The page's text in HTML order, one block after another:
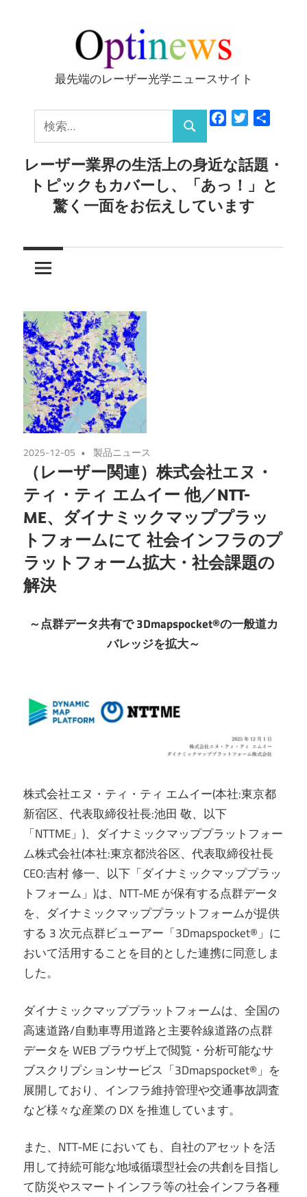
ッ
Optinews
最先端のレーザー光学ニュースサイト
索:
検
索
FacebookTwitter
レーザー業界の生活上の身近な話題・
トピックもカバーし、「あっ！」と
驚く一面をお伝えしています
2025-12-05 製品ニュース
（レーザー関連）株式会社エヌ・
ティ・ティ エムイー 他／NTT-
ME、ダイナミックマッププラッ
トフォームにて 社会インフラのプ
ラットフォーム拡大・社会課題の
解決
～点群データ共有で 3Dmapspocket®の一般道カ
バレッジを拡大～
株式会社エヌ・ティ・ティ エムイー(本社:東京都
新宿区、代表取締役社⾧:池田 敬、以下
「NTTME」)、ダイナミックマッププラットフォー
ム株式会社(本社:東京都渋谷区、代表取締役社⾧
CEO:吉村 修一、以下「ダイナミックマッププラッ
トフォーム」)は、NTT-ME が保有する点群データ
を、ダイナミックマッププラットフォームが提供
する 3 次元点群ビューアー「3Dmapspocket®」に
おいて活用することを目的とした連携に同意しま
した。
ダイナミックマッププラットフォームは、全国の
高速道路/自動車専用道路と主要幹線道路の点群
データを WEB ブラウザ上で閲覧・分析可能なサ
ブスクリプションサービス「3Dmapspocket®」を
展開しており、インフラ維持管理や交通事故調査
など様々な産業の DX を推進しています。
また、NTT-ME においても、自社のアセットを活
用して持続可能な地域循環型社会の共創を目指し
て防災やスマートインフラ等の社会インフラ各種